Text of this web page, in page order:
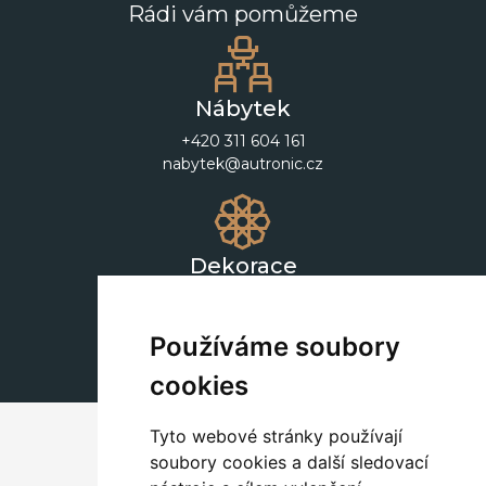
Používáme soubory
cookies
Tyto webové stránky používají
soubory cookies a další sledovací
Rádi vám pomůžeme
Nábytek
+420 311 604 161
nabytek@autronic.cz
Dekorace